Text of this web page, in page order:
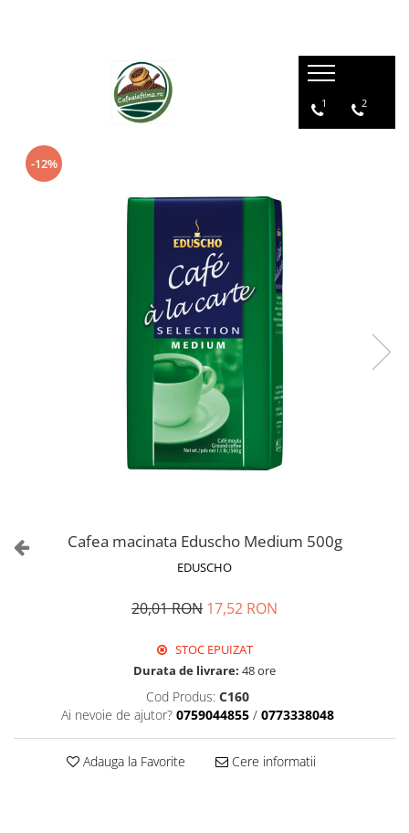
1 2
-12%
Cafea macinata Eduscho Medium 500g
EDUSCHO
20,01 RON 17,52 RON
STOC EPUIZAT
Durata de livrare: 48 ore
Cod Produs: C160
Ai nevoie de ajutor? 0759044855 / 0773338048
Adauga la Favorite Cere informatii